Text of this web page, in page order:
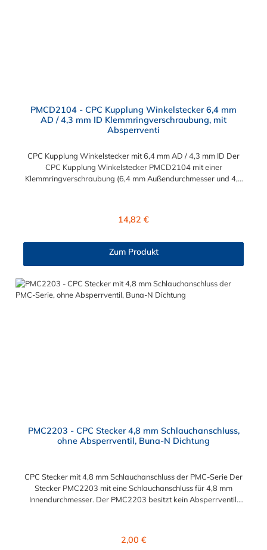
PMCD2104 - CPC Kupplung Winkelstecker 6,4 mm
AD / 4,3 mm ID Klemmringverschraubung, mit
Absperrventi
CPC Kupplung Winkelstecker mit 6,4 mm AD / 4,3 mm ID Der
CPC Kupplung Winkelstecker PMCD2104 mit einer
Klemmringverschraubung (6,4 mm Außendurchmesser und 4,3
mit dem O-Ring, hat ein Maß von ≈ 7,9 mm. Sie können diesen
MC- Serie kombinieren.
Regulärer Preis:
14,82 €
Zum Produkt
PMC2203 - CPC Stecker 4,8 mm Schlauchanschluss,
ohne Absperrventil, Buna-N Dichtung
CPC Stecker mit 4,8 mm Schlauchanschluss der PMC-Serie Der
Stecker PMC2203 mit eine Schlauchanschluss für 4,8 mm
Innendurchmesser. Der PMC2203 besitzt kein Absperrventil.
Kupplungen der PMC-, PMC12- und MC- Serie kombinieren.
Regulärer Preis:
2,00 €